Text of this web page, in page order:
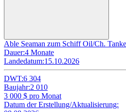
Able Seaman zum Schiff Oil/Ch.
Dauer:4 Monate
Landedatum:15.10.2026
DWT:6 304
Baujahr:2 010
3 000 $ pro Monat
Datum der Erstellung/Aktualisierung: